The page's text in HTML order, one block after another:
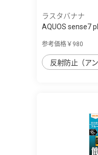
ラスタバナナ
AQUOS sense7
参考価格￥980
反射防止（ア